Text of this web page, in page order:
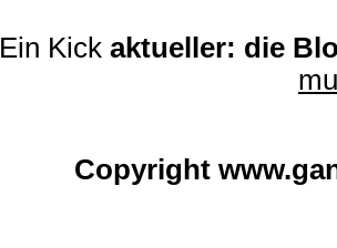
Ein Kick aktueller: die
Copyright